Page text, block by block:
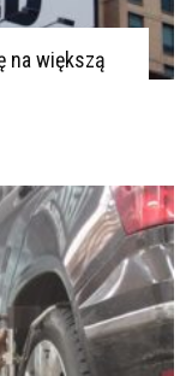
na większą